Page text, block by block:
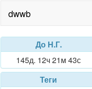
dwwb
До Н.Г.
145д. 12ч 21м 43с
Теги